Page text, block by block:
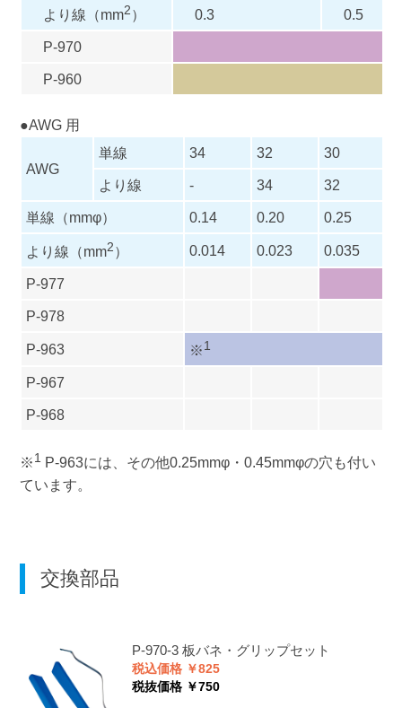
より線（mm2 ） 0.3
0.5
P-970
P-960
●AWG 用
AWG
単線 34 32 30
より線
- 34 32
単線（mmφ）
0.14 0.20 0.25
より線（mm2 ） 0.014 0.023 0.035
P-977
P-978
P-963 ※ 1
P-967
P-968
※ 1 P-963には、その他0.25mmφ・0.45mmφの穴も付い
ています。
交換部品
P-970-3 板バネ・グリップセット
税込価格 ￥825
税抜価格 ￥750